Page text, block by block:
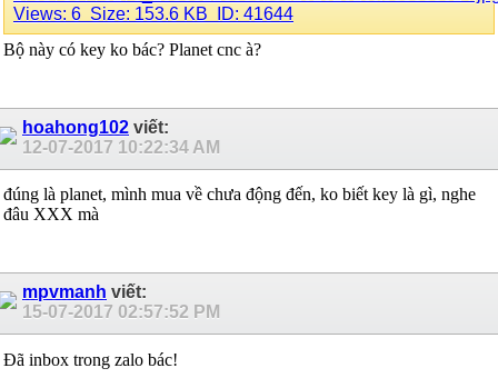
Bộ này có key ko bác? Planet cnc à?
hoahong102 viết:
12-07-2017 10:22:34 AM
đúng là planet, mình mua về chưa động đến, ko biết key là gì, nghe
đâu XXX mà
mpvmanh viết:
15-07-2017 02:57:52 PM
Đã inbox trong zalo bác!